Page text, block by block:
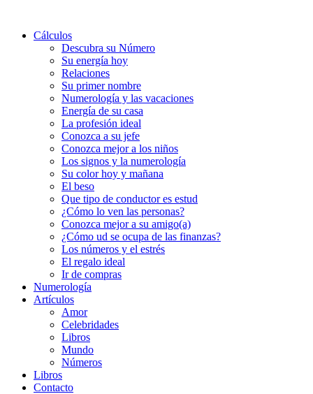
Cálculos
Descubra su Número
Su energía hoy
Relaciones
Su primer nombre
Numerología y las vacaciones
Energía de su casa
La profesión ideal
Conozca a su jefe
Conozca mejor a los niños
Los signos y la numerología
Su color hoy y mañana
El beso
Que tipo de conductor es estud
¿Cómo lo ven las personas?
Conozca mejor a su amigo(a)
¿Cómo ud se ocupa de las finanzas?
Los números y el estrés
El regalo ideal
Ir de compras
Numerología
Artículos
Amor
Celebridades
Libros
Mundo
Números
Libros
Contacto